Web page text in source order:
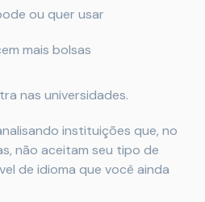
ou quer usar
mais bolsas
nas universidades.
instituições que, no
não aceitam seu tipo de
de idioma que você ainda